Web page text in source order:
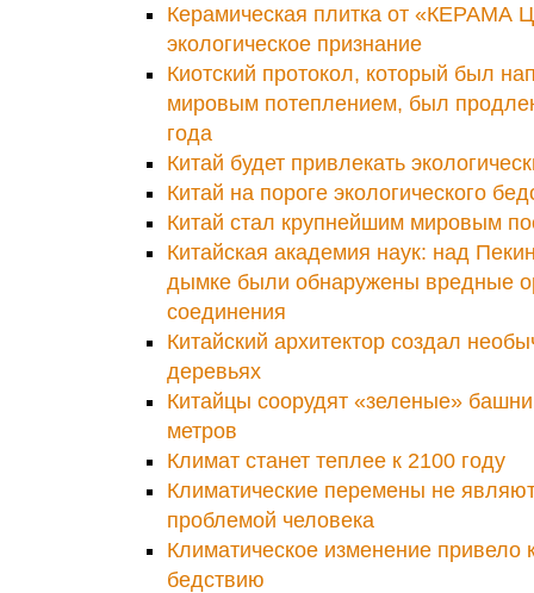
Керамическая плитка от «КЕРАМА
экологическое признание
Киотский протокол, который был
мировым потеплением, был
года
Китай будет привлекать
Китай на пороге экологического
Китай стал крупнейшим мировым
Китайская академия наук: над
дымке были обнаружены вредные
соединения
Китайский архитектор создал
деревьях
Китайцы соорудят «зеленые»
метров
Климат станет теплее к 2100 году
Климатические перемены не
проблемой человека
Климатическое изменение привело
бедствию